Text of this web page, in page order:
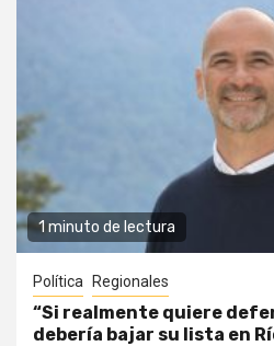
1 minuto de lectura
Política Regionales
“Si realmente quiere
debería bajar su lista en